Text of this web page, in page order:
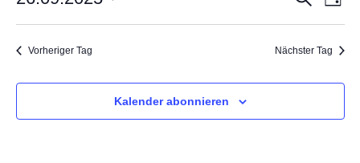
Tag
Vorheriger Tag Nächster Tag
Kalender abonnieren